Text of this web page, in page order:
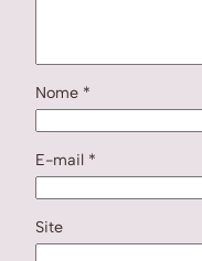
Nome *
E-mail *
Site